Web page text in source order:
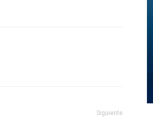
Siguiente